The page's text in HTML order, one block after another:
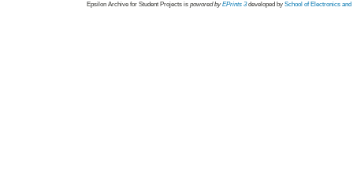
Epsilon Archive for Student Projects is powored byEPrints 3 developed by School of Electronics